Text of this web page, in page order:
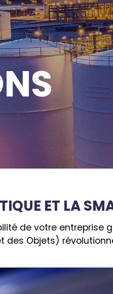
ET LA
de votre
des Objets)